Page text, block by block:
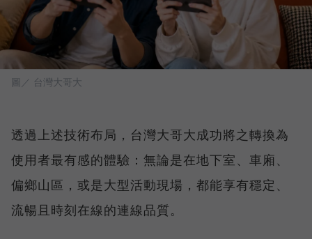
圖／ 台灣大哥大
透過上述技術布局，台灣大哥大成功將之轉換為
使用者最有感的體驗：無論是在地下室、車廂、
偏鄉山區，或是大型活動現場，都能享有穩定、
流暢且時刻在線的連線品質。